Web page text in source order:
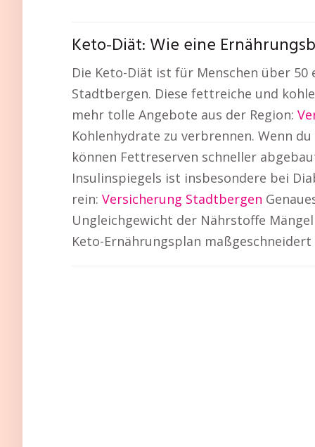
Keto-Diät: Wie eine
Die Keto-Diät ist für Menschen über
Stadtbergen. Diese fettreiche und
mehr tolle Angebote aus der Region:
Kohlenhydrate zu verbrennen. Wenn
können Fettreserven schneller
Insulinspiegels ist insbesondere bei
rein: Versicherung Stadtbergen
Ungleichgewicht der Nährstoffe
Keto-Ernährungsplan